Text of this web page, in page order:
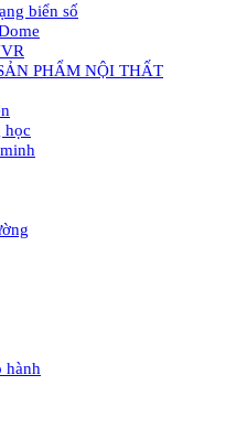
biển số
PHẨM NỘI THẤT
học
hành